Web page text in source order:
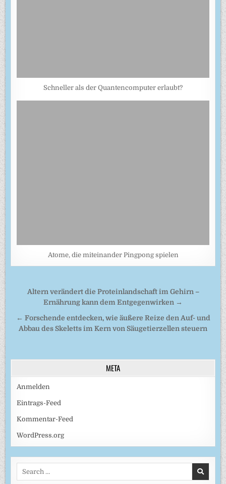
Schneller als der Quantencomputer erlaubt?
Atome, die miteinander Pingpong spielen
Beitragsnavigation
Altern verändert die Proteinlandschaft im Gehirn –
Ernährung kann dem Entgegenwirken →
← Forschende entdecken, wie äußere Reize den Auf- und
Abbau des Skeletts im Kern von Säugetierzellen steuern
META
Anmelden
Eintrags-Feed
Kommentar-Feed
WordPress.org
Search